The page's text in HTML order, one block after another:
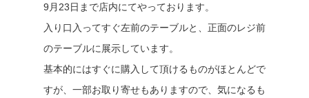
9月23日まで店内にてやっております。
入り口入ってすぐ左前のテーブルと、正面のレジ前
のテーブルに展示しています。
基本的にはすぐに購入して頂けるものがほとんどで
すが、一部お取り寄せもありますので、気になるも